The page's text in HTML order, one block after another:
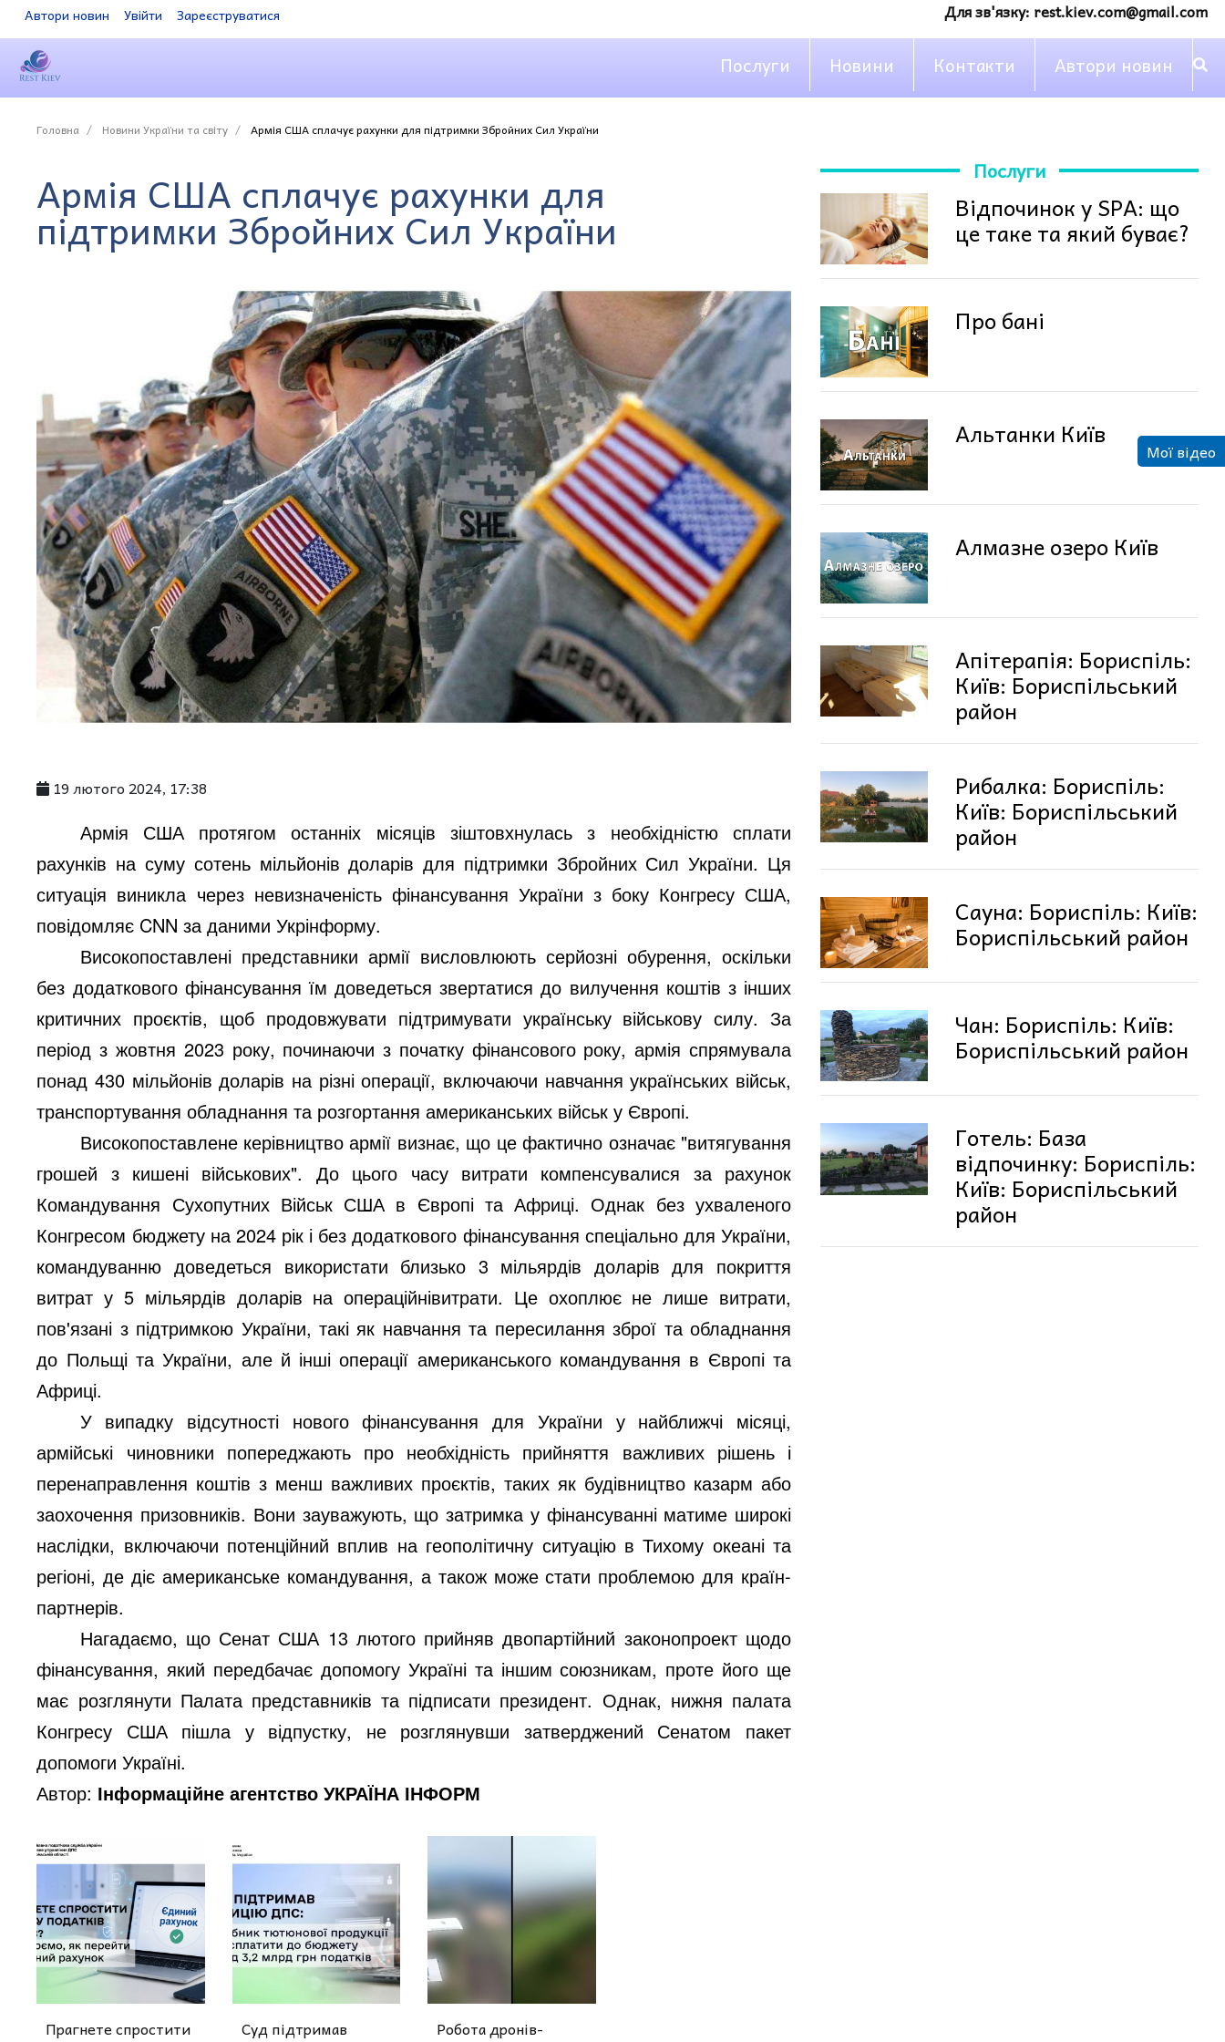
Автори новин Увійти Зареєструватися Для зв'язку: rest.kiev.com@gmail.com
Послуги Новини Контакти Автори новин
Головна Новини України та світу Армія США сплачує рахунки для підтримки Збройних Сил України
Армія США сплачує рахунки для
підтримки Збройних Сил України
19 лютого 2024, 17:38
Армія США протягом останніх місяців зіштовхнулась з необхідністю сплати
рахунків на суму сотень мільйонів доларів для підтримки Збройних Сил України. Ця
ситуація виникла через невизначеність фінансування України з боку Конгресу США,
повідомляє CNN за даними Укрінформу.
Високопоставлені представники армії висловлюють серйозні обурення, оскільки
без додаткового фінансування їм доведеться звертатися до вилучення коштів з інших
критичних проєктів, щоб продовжувати підтримувати українську військову силу. За
період з жовтня 2023 року, починаючи з початку фінансового року, армія спрямувала
понад 430 мільйонів доларів на різні операції, включаючи навчання українських військ,
транспортування обладнання та розгортання американських військ у Європі.
Високопоставлене керівництво армії визнає, що це фактично означає "витягування
грошей з кишені військових". До цього часу витрати компенсувалися за рахунок
Командування Сухопутних Військ США в Європі та Африці. Однак без ухваленого
Конгресом бюджету на 2024 рік і без додаткового фінансування спеціально для України,
командуванню доведеться використати близько 3 мільярдів доларів для покриття
витрат у 5 мільярдів доларів на операційнівитрати. Це охоплює не лише витрати,
пов'язані з підтримкою України, такі як навчання та пересилання зброї та обладнання
до Польщі та України, але й інші операції американського командування в Європі та
Африці.
У випадку відсутності нового фінансування для України у найближчі місяці,
армійські чиновники попереджають про необхідність прийняття важливих рішень і
перенаправлення коштів з менш важливих проєктів, таких як будівництво казарм або
заохочення призовників. Вони зауважують, що затримка у фінансуванні матиме широкі
наслідки, включаючи потенційний вплив на геополітичну ситуацію в Тихому океані та
регіоні, де діє американське командування, а також може стати проблемою для країн-
партнерів.
Нагадаємо, що Сенат США 13 лютого прийняв двопартійний законопроект щодо
фінансування, який передбачає допомогу Україні та іншим союзникам, проте його ще
має розглянути Палата представників та підписати президент. Однак, нижня палата
Конгресу США пішла у відпустку, не розглянувши затверджений Сенатом пакет
допомоги Україні.
Автор: Інформаційне агентство УКРАЇНА ІНФОРМ
Прагнете спростити
Суд підтримав
Робота дронів-
Послуги
Відпочинок у SPA: що
це таке та який буває?
Про бані
Альтанки Київ
Алмазне озеро Київ
Апітерапія: Бориспіль:
Київ: Бориспільський
район
Рибалка: Бориспіль:
Київ: Бориспільський
район
Сауна: Бориспіль: Київ:
Бориспільський район
Чан: Бориспіль: Київ:
Бориспільський район
Готель: База
відпочинку: Бориспіль:
Київ: Бориспільський
район
Мої відео